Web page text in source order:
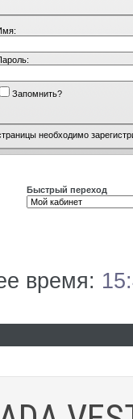
Запомнить?
необходимо
Быстрый переход
время: